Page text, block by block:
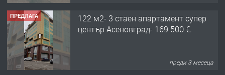
ПРЕДЛАГА
122 м2- 3 стаен апартамент супер
център Асеновград- 169 500 €.
преди 3 месеца